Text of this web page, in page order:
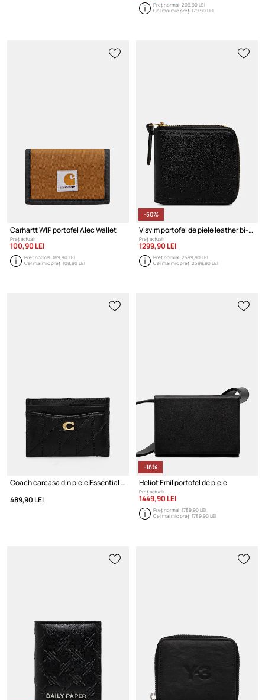
Preț normal:209,90 LEI
Cel mai mic preț:179,90 LEI
Carhartt WIP portofel Alec Wallet
Preț actual:
100,90 LEI
Preț normal:169,90 LEI
Cel mai mic preț:108,90 LEI
-50%
Visvim portofel de piele leather bi-fold
Preț actual:
1299,90 LEI
Preț normal:2599,90 LEI
Cel mai mic preț:2599,90 LEI
Coach carcasa din piele Essential Card Case
489,90 LEI
-18%
Heliot Emil portofel de piele
Preț actual:
1449,90 LEI
Preț normal:1789,90 LEI
Cel mai mic preț:1789,90 LEI